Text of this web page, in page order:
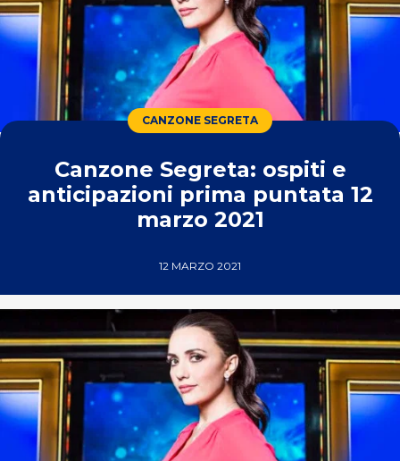
CANZONE SEGRETA
Canzone Segreta: ospiti e
anticipazioni prima puntata 12
marzo 2021
12 MARZO 2021